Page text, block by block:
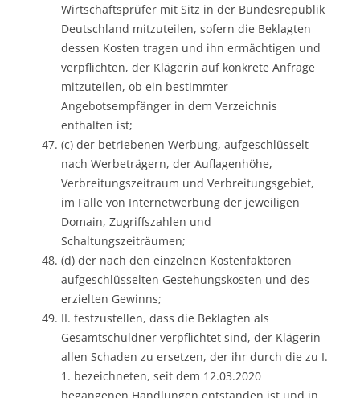
Wirtschaftsprüfer mit Sitz in der Bundesrepublik
Deutschland mitzuteilen, sofern die Beklagten
dessen Kosten tragen und ihn ermächtigen und
verpflichten, der Klägerin auf konkrete Anfrage
mitzuteilen, ob ein bestimmter
Angebotsempfänger in dem Verzeichnis
enthalten ist;
(c) der betriebenen Werbung, aufgeschlüsselt
nach Werbeträgern, der Auflagenhöhe,
Verbreitungszeitraum und Verbreitungsgebiet,
im Falle von Internetwerbung der jeweiligen
Domain, Zugriffszahlen und
Schaltungszeiträumen;
(d) der nach den einzelnen Kostenfaktoren
aufgeschlüsselten Gestehungskosten und des
erzielten Gewinns;
II. festzustellen, dass die Beklagten als
Gesamtschuldner verpflichtet sind, der Klägerin
allen Schaden zu ersetzen, der ihr durch die zu I.
1. bezeichneten, seit dem 12.03.2020
begangenen Handlungen entstanden ist und in